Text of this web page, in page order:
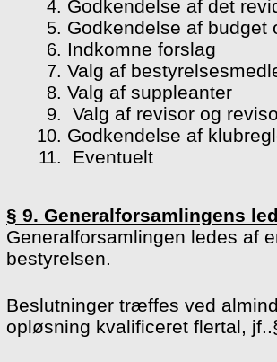
Godkendelse af det
Godkendelse af budget
Indkomne forslag
Valg af
Valg af suppleanter
Valg af revisor og
Godkendelse af
Eventuelt
§ 9. Generalforsamlingens
Generalforsamlingen ledes af
bestyrelsen.
Beslutninger træffes ved
opløsning kvalificeret flertal,